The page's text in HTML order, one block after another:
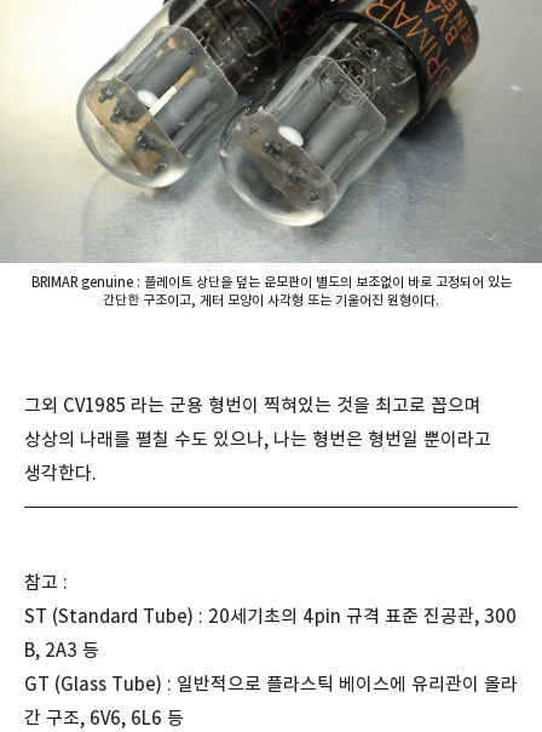
BRIMAR genuine : 플레이트 상단을 덮는 운모판이 별도의 보조없이 바로 고정되어 있는
간단한 구조이고, 게터 모양이 사각형 또는 기울어진 원형이다.
그외 CV1985 라는 군용 형번이 찍혀있는 것을 최고로 꼽으며
상상의 나래를 펼칠 수도 있으나, 나는 형번은 형번일 뿐이라고
생각한다.
참고 :
ST (Standard Tube) : 20세기초의 4pin 규격 표준 진공관, 300
B, 2A3 등
GT (Glass Tube) : 일반적으로 플라스틱 베이스에 유리관이 올라
간 구조, 6V6, 6L6 등